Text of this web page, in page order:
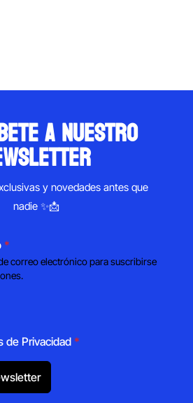
a nuestro
y novedades antes que
nadie ✨📩
*
correo electrónico para suscribirse
de Privacidad *